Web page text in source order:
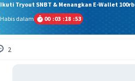
Ikuti Tryout SNBT & Menangkan E-Wallet 100rb
Habis dalam
00 :03 :18 :52
2